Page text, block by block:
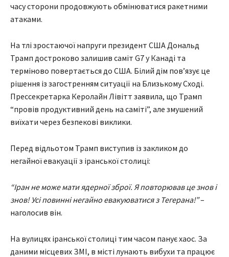
часу сторони продовжують обмінюватися ракетними
атаками.
На тлі зростаючої напруги президент США Дональд
Трамп достроково залишив саміт G7 у Канаді та
терміново повертається до США. Білий дім пов’язує це
рішення із загостренням ситуації на Близькому Сході.
Прессекретарка Керолайн Лівітт заявила, що Трамп
“провів продуктивний день на саміті”, але змушений
виїхати через безпекові виклики.
Перед відльотом Трамп виступив із закликом до
негайної евакуації з іранської столиці:
“Іран не може мати ядерної зброї. Я повторював це знов і
знов! Усі повинні негайно евакуюватися з Тегерана!”–
наголосив він.
На вулицях іранської столиці тим часом панує хаос. За
даними місцевих ЗМІ, в місті лунають вибухи та працює